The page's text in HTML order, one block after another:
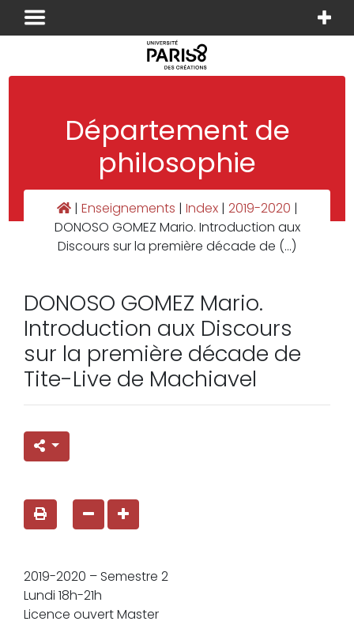
Panneau de gestion des cookies
Département de
philosophie
| Enseignements | Index | 2019-2020 |
DONOSO GOMEZ Mario. Introduction aux
Discours sur la première décade de (…)
DONOSO GOMEZ Mario.
Introduction aux Discours
sur la première décade de
Tite-Live de Machiavel
2019-2020 – Semestre 2
Lundi 18h-21h
Licence ouvert Master